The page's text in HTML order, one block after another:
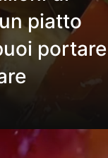
piatto
portare